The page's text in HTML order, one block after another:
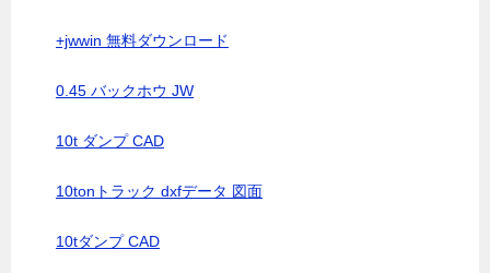
+jwwin 無料ダウンロード
0.45 バックホウ JW
10t ダンプ CAD
10tonトラック dxfデータ 図面
10tダンプ CAD